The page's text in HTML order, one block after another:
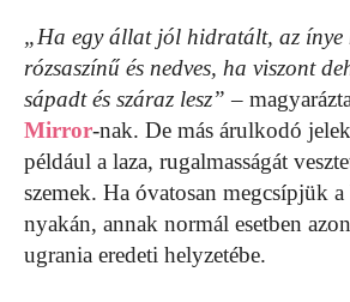
„Ha egy állat jól hidratált, az ínye
rózsaszínű és nedves, ha viszont
sápadt és száraz lesz” –
Mirror-nak. De más árulkodó
például a laza, rugalmasságát
szemek. Ha óvatosan megcsípjük
nyakán, annak normál esetben
ugrania eredeti helyzetébe.